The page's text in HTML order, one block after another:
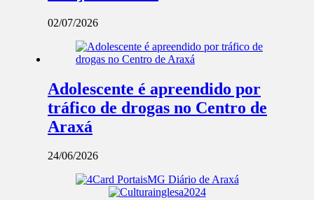
02/07/2026
Adolescente é apreendido por
tráfico de drogas no Centro de
Araxá
24/06/2026